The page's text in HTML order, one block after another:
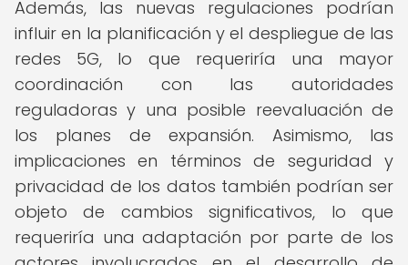
Además, las nuevas regulaciones podrían
influir en la planificación y el despliegue de las
redes 5G, lo que requeriría una mayor
coordinación con las autoridades
reguladoras y una posible reevaluación de
los planes de expansión. Asimismo, las
implicaciones en términos de seguridad y
privacidad de los datos también podrían ser
objeto de cambios significativos, lo que
requeriría una adaptación por parte de los